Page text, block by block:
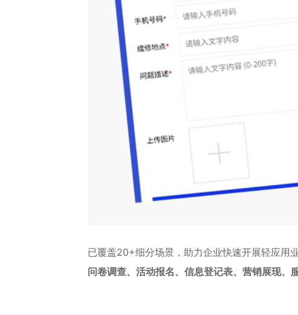
已覆盖20+细分场景，助力企业快速开展轻应用业
问卷调查、活动报名、信息登记表、营销展现、